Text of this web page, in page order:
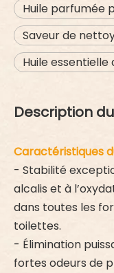
Huile parfumée
Saveur de
Huile
Description
Caractéristiques
- Stabilité
alcalis et à
dans toutes les
toilettes.
- Élimination
fortes odeurs de